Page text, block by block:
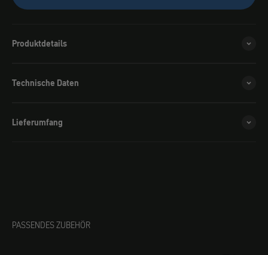
Produktdetails
Technische Daten
Lieferumfang
PASSENDES ZUBEHÖR